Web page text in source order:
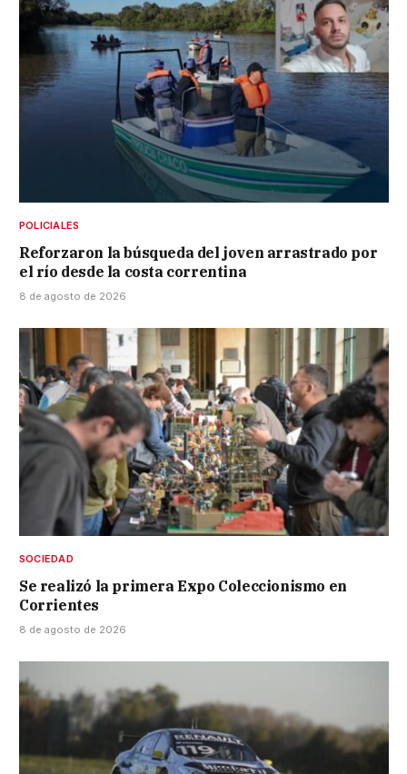
POLICIALES
Reforzaron la búsqueda del joven arrastrado por
el río desde la costa correntina
8 de agosto de 2026
SOCIEDAD
Se realizó la primera Expo Coleccionismo en
Corrientes
8 de agosto de 2026